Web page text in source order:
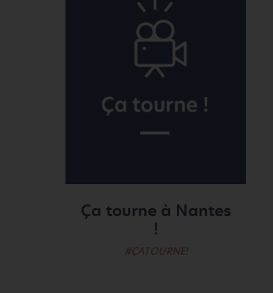
Ça tourne à Nantes
!
#ÇATOURNE!